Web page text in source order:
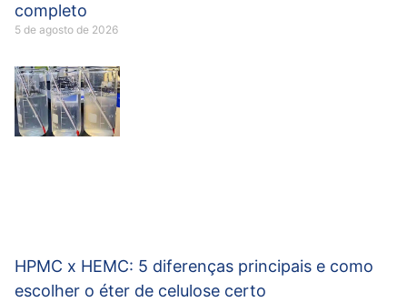
completo
5 de agosto de 2026
HPMC x HEMC: 5 diferenças principais e como
escolher o éter de celulose certo